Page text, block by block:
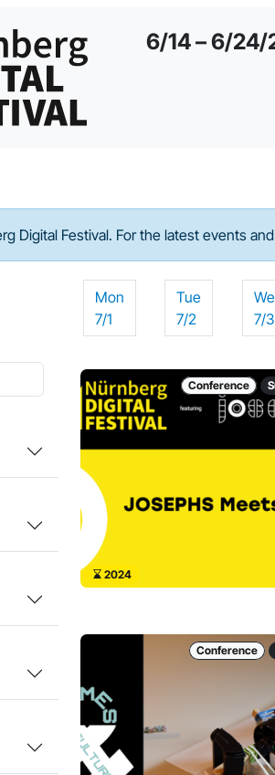
6/14 – 6/24/
Digital Festival. For the latest events
Mon
7/1
Tue
7/2
7/3
Conference
2024
Conference